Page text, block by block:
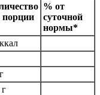
порции
% от
суточной
нормы*